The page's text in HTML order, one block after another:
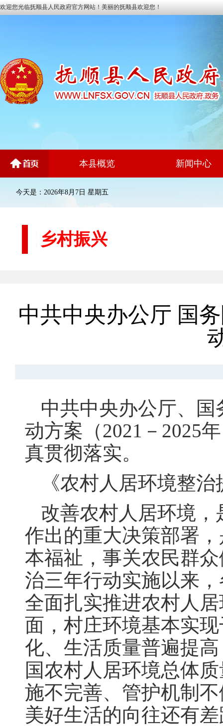
欢迎您光临抚顺县人民政府官方网站！美丽的抚顺县欢迎您！
本县概览 新闻中心
今天是：2026年8月7日 星期五
乡村振兴
中共中央办公厅 国
中共中央办公厅、
动方案（2021－2025
真贯彻落实。
《农村人居环境整
改善农村人居环境
作出的重大决策部署
本福祉，事关农民群
治三年行动实施以来
全面扎实推进农村人
面，村庄环境基本实
化、生活质量普遍提
国农村人居环境总体
施不完善、管护机制
美好生活的向往还有